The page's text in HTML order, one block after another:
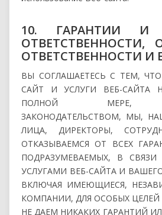
10. ГАРАНТИИ И
ОТВЕТСТВЕННОСТИ,
ОТВЕТСТВЕННОСТИ И
ВЫ СОГЛАШАЕТЕСЬ С ТЕМ,
САЙТ И УСЛУГИ ВЕБ-САЙТА
ПОЛНОЙ МЕРЕ,
ЗАКОНОДАТЕЛЬСТВОМ, МЫ,
ЛИЦА, ДИРЕКТОРЫ,
ОТКАЗЫВАЕМСЯ ОТ ВСЕХ
ПОДРАЗУМЕВАЕМЫХ, В
УСЛУГАМИ ВЕБ-САЙТА И
ВКЛЮЧАЯ ИМЕЮЩИЕСЯ,
КОМПАНИИ, ДЛЯ ОСОБЫХ
НЕ ДАЕМ НИКАКИХ ГАРАНТИЙ